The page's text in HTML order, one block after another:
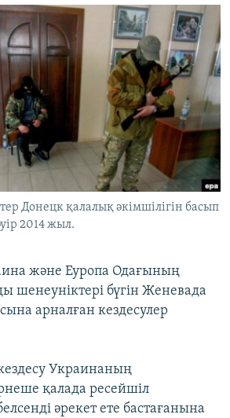
Донецк қалалық әкімшілігін басып
2014 жыл.
және Еуропа Одағының
шенеуніктері бүгін Женевада
арналған кездесулер
Украинаның
қалада ресейшіл
әрекет ете бастағанына